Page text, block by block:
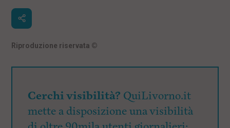
Riproduzione riservata ©
Cerchi visibilità? QuiLivorno.it
mette a disposizione una visibilità